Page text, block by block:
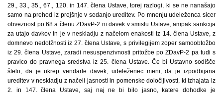
29., 33., 35., 67., 120. in 147. člena Ustave, torej razlogi, ki se ne nanašajo
samo na prehod iz prejšnje v sedanjo ureditev. Po mnenju udeleženca sicer
obveznost po 68.a členu ZDavP-2 ni davek v smislu Ustave, ampak sankcija
za utajo davkov in je v neskladju z načelom enakosti iz 14. člena Ustave, z
domnevo nedolžnosti iz 27. člena Ustave, s privilegijem zoper samoobtožbo
iz 29. člena Ustave, zaradi nesuspenzivnosti pritožbe po ZDavP-2 pa tudi s
pravico do pravnega sredstva iz 25. člena Ustave. Če bi Ustavno sodišče
štelo, da je ukrep vendarle davek, udeleženec meni, da je izpodbijana
ureditev v neskladju z načeli jasnosti in pomenske določljivosti, ki izhajata iz
2. in 147. člena Ustave, saj naj ne bi bilo jasno, katere dohodke je